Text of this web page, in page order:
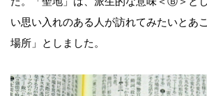
い思い入れのある人が訪れてみたいとあ
場所」としました。